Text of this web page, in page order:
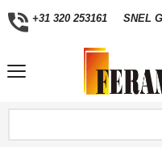
+31 320 253161 SNEL